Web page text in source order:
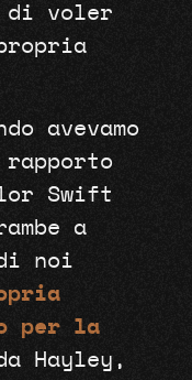
di voler
avevamo
Swift
a
noi
per la
Hayley,